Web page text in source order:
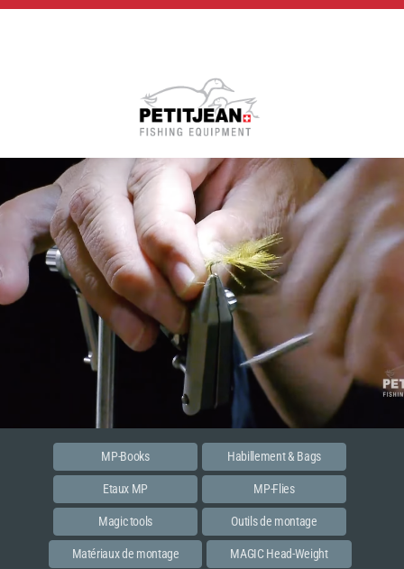
MP-Books Habillement & Bags
Etaux MP MP-Flies
Magic tools Outils de montage
Matériaux de montage MAGIC Head-Weight
Biographie
Vidéos
MP-Books
MASTER